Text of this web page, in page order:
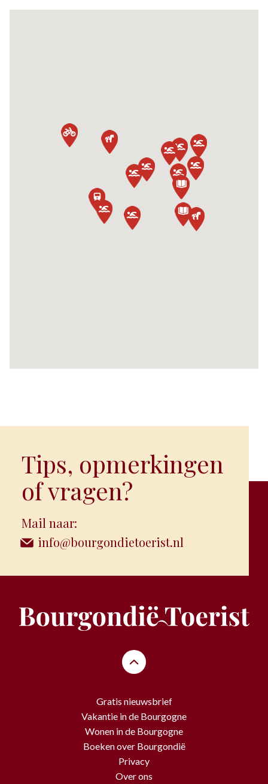
Tips, opmerkingen
of vragen?
Mail naar:
info@bourgondietoerist.nl
Gratis nieuwsbrief
Vakantie in de Bourgogne
Wonen in de Bourgogne
Boeken over Bourgondië
Privacy
Over ons